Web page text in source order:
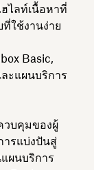
ฮไลท์เนื้อหาที่
ใช้งานง่าย
Basic,
ะแผนบริการ
วบคุมของผู้
รแบ่งปันสู่
ผนบริการ